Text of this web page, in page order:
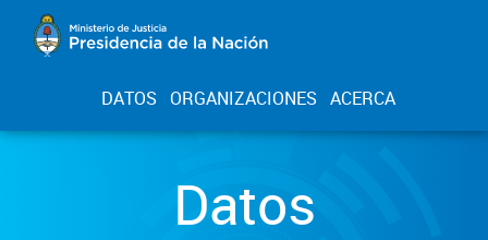
DATOS ORGANIZACIONES ACERCA
Datos